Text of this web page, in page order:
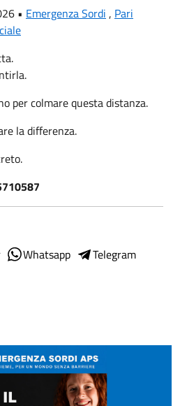
• Emergenza Sordi , Pari
per colmare questa distanza.
la differenza.
Whatsapp
Telegram